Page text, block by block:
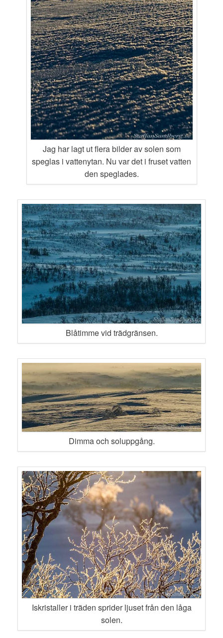
Jag har lagt ut flera bilder av solen som
speglas i vattenytan. Nu var det i fruset vatten
den speglades.
Blåtimme vid trädgränsen.
Dimma och soluppgång.
Iskristaller i träden sprider ljuset från den låga
solen.